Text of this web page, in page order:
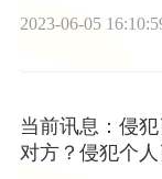
前焦点
2023-06-05
当前讯息：侵
对方？侵犯个